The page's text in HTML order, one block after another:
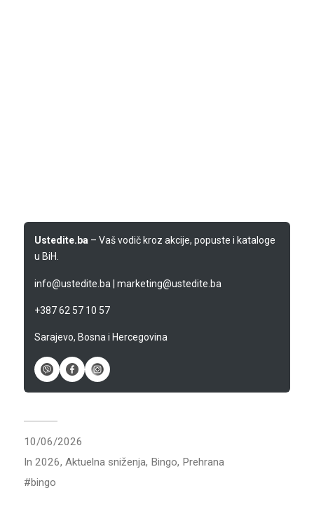
Ustedite.ba– Vaš vodič kroz akcije, popuste i kataloge
u BiH.
info@ustedite.ba marketing@ustedite.ba
+387 62 57 10 57
Sarajevo, Bosna i Hercegovina
10/06/2026
In 2026, Aktuelna sniženja, Bingo, Prehrana
bingo